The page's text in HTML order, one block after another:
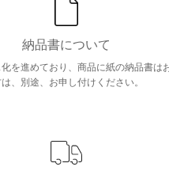
納品書について
を進めており、商品に紙の納品書は
、別途、お申し付けください。